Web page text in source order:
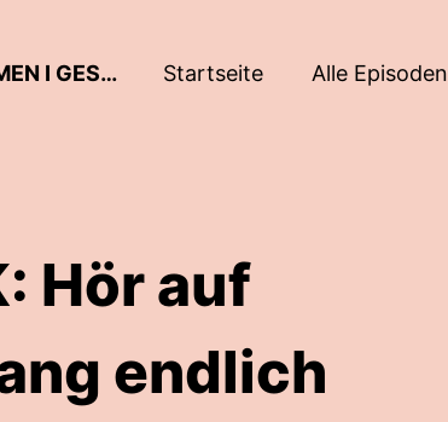
ES IST NUR ESSEN! - INTUITIVES ESSEN I WOHLFÜHLGEWICHT I ABNEHMEN I GESUNDE ERNÄHRUNG Startseite Alle Episoden
Hör auf
endlich